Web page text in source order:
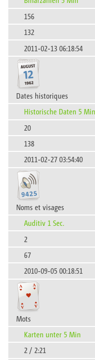
156
132
2011-02-13 06:18:54
Dates historiques
Historische Daten 5 Min
20
138
2011-02-27 03:54:40
Noms et visages
Auditiv 1 Sec.
2
67
2010-09-05 00:18:51
Mots
Karten unter 5 Min
2 / 2:21